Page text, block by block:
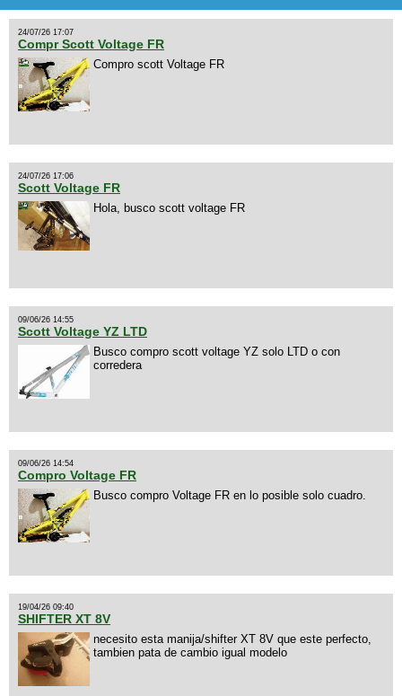
24/07/26 17:07
Compr Scott Voltage FR
Compro scott Voltage FR
24/07/26 17:06
Scott Voltage FR
Hola, busco scott voltage FR
09/06/26 14:55
Scott Voltage YZ LTD
Busco compro scott voltage YZ solo LTD o con
corredera
09/06/26 14:54
Compro Voltage FR
Busco compro Voltage FR en lo posible solo cuadro.
19/04/26 09:40
SHIFTER XT 8V
necesito esta manija/shifter XT 8V que este perfecto,
tambien pata de cambio igual modelo